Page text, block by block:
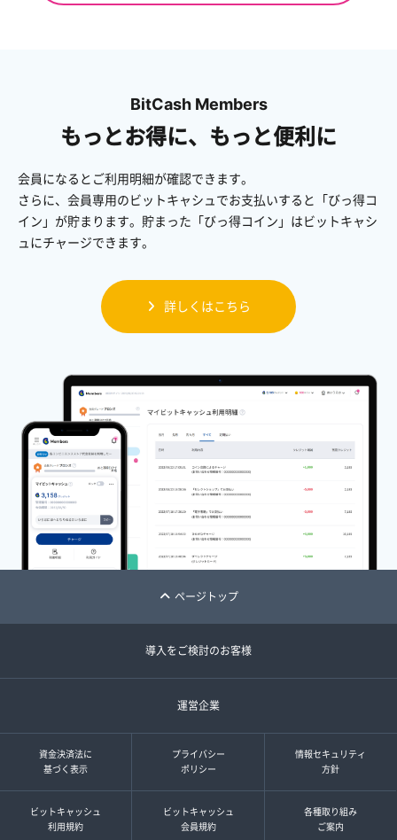
BitCash Members
もっとお得に、もっと便利に
会員になるとご利用明細が確認できます。
さらに、会員専用のビットキャシュでお支払いすると「びっ得コ
イン」が貯まります。貯まった「びっ得コイン」はビットキャシ
ュにチャージできます。
詳しくはこちら
ページトップ
導入をご検討のお客様
運営企業
資金決済法に
基づく表示
プライバシー
ポリシー
情報セキュリティ
方針
ビットキャッシュ
利用規約
ビットキャッシュ
会員規約
各種取り組み
ご案内